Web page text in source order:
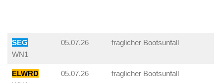
SEG
WN1
05.07.26 fraglicher Bootsunfall
ELWRD
05.07.26 fraglicher Bootsunfall